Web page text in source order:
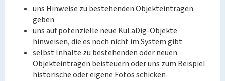
uns Hinweise zu bestehenden Objekteinträgen
geben
uns auf potenzielle neue KuLaDig-Objekte
hinweisen, die es noch nicht im System gibt
selbst Inhalte zu bestehenden oder neuen
Objekteinträgen beisteuern oder uns zum Beispiel
historische oder eigene Fotos schicken